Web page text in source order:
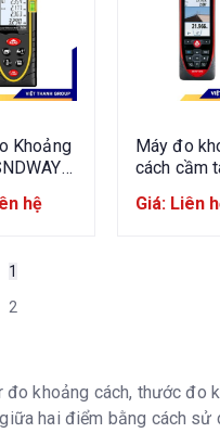
Khoảng
hệ
Máy đo
cách cầm
S910
Giá: Liên
1
2
khoảng cách, thước đo
hai điểm bằng cách sử